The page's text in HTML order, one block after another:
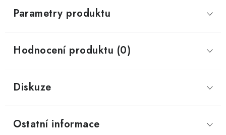
Parametry produktu
Hodnocení produktu (0)
Diskuze
Ostatní informace